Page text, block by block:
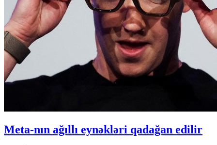
Meta-nın ağıllı eynəkləri qadağan edilir